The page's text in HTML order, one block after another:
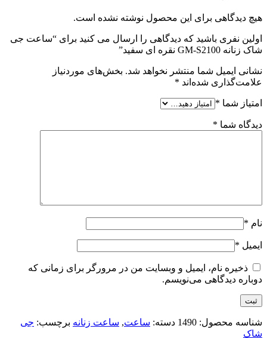
هیچ دیدگاهی برای این محصول نوشته نشده است.
اولین نفری باشید که دیدگاهی را ارسال می کنید برای “ساعت جی
شاک زنانه GM-S2100 نقره ای سفید”
نشانی ایمیل شما منتشر نخواهد شد. بخش‌های موردنیاز
علامت‌گذاری شده‌اند *
امتیاز شما *
دیدگاه شما *
نام *
ایمیل *
ذخیره نام، ایمیل و وبسایت من در مرورگر برای زمانی که
دوباره دیدگاهی می‌نویسم.
شناسه محصول: 1490 دسته: ساعت, ساعت زنانه برچسب: جی
شاک